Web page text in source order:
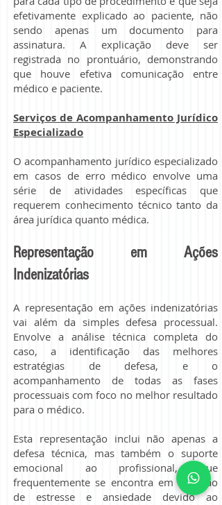
efetivamente explicado ao paciente, não
sendo apenas um documento para
assinatura. A explicação deve ser
registrada no prontuário, demonstrando
que houve efetiva comunicação entre
médico e paciente.
Serviços de Acompanhamento Jurídico
Especializado
O acompanhamento jurídico especializado
em casos de erro médico envolve uma
série de atividades específicas que
requerem conhecimento técnico tanto da
área jurídica quanto médica.
Representação em Ações
Indenizatórias
A representação em ações indenizatórias
vai além da simples defesa processual.
Envolve a análise técnica completa do
caso, a identificação das melhores
estratégias de defesa, e o
acompanhamento de todas as fases
processuais com foco no melhor resultado
para o médico.
Esta representação inclui não apenas a
defesa técnica, mas também o suporte
emocional ao profissional, que
frequentemente se encontra em situação
de estresse e ansiedade devido ao